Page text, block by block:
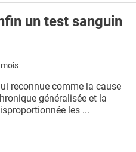
un test sanguin
reconnue comme la cause
généralisée et la
les ...